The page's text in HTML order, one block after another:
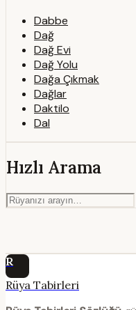
Dabbe
Dağ
Dağ Evi
Dağ Yolu
Dağa Çıkmak
Dağlar
Daktilo
Dal
Hızlı Arama
R
Rüya Tabirleri